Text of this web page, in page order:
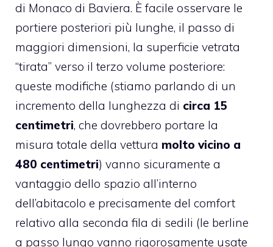
di Monaco di Baviera. È facile osservare le
portiere posteriori più lunghe, il passo di
maggiori dimensioni, la superficie vetrata
“tirata” verso il terzo volume posteriore:
queste modifiche (stiamo parlando di un
incremento della lunghezza di circa 15
centimetri, che dovrebbero portare la
misura totale della vettura molto vicino a
480 centimetri) vanno sicuramente a
vantaggio dello spazio all’interno
dell’abitacolo e precisamente del comfort
relativo alla seconda fila di sedili (le berline
a passo lungo vanno rigorosamente usate